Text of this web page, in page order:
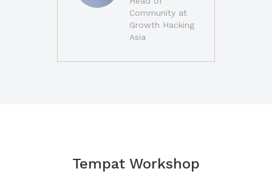
Community at
Growth Hacking
Asia
Tempat Workshop